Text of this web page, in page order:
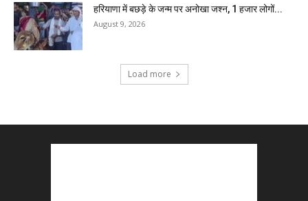
हरियाणा में बछड़े के जन्म पर अनोखा जश्न, 1 हजार लोगों...
August 9, 2026
Load more